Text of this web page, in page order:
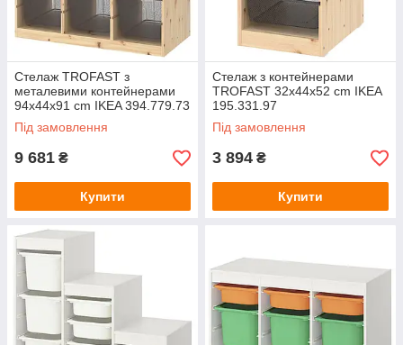
Стелаж TROFAST з
металевими контейнерами
94x44x91 cm IKEA 394.779.73
Під замовлення
9 681 ₴
Купити
Стелаж з контейнерами
TROFAST 32x44x52 cm IKEA
195.331.97
Під замовлення
3 894 ₴
Купити